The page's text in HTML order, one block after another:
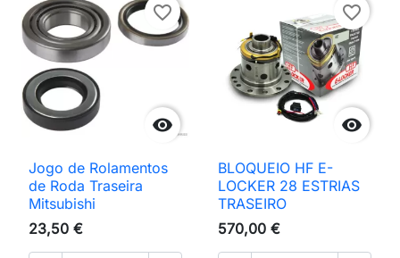

favorite_border
Jogo de Rolamentos
de Roda Traseira
Mitsubishi
23,50 €

favorite_border
BLOQUEIO HF E-
LOCKER 28 ESTRIAS
TRASEIRO
570,00 €